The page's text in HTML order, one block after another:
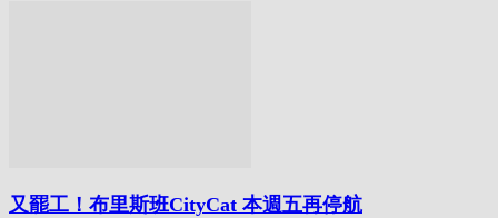
又罷工！布里斯班CityCat 本週五再停航